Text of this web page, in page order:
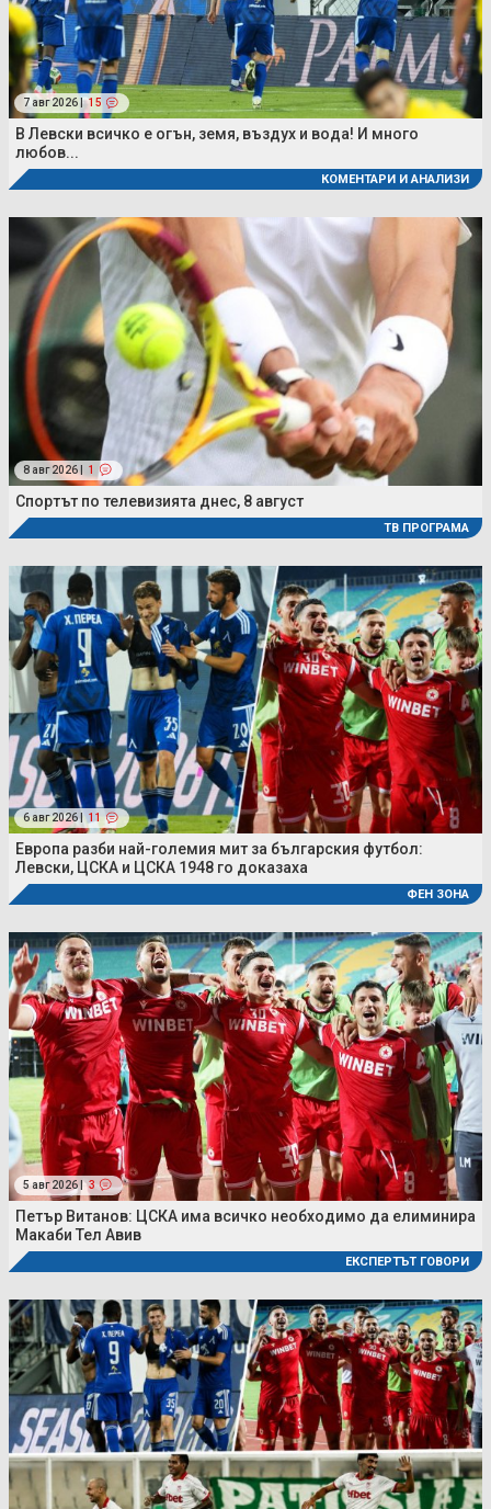
7 авг 2026 | 15
В Левски всичко е огън, земя, въздух и вода! И много
любов...
КОМЕНТАРИ И АНАЛИЗИ
8 авг 2026 | 1
Спортът по телевизията днес, 8 август
ТВ ПРОГРАМА
6 авг 2026 | 11
Европа разби най-големия мит за българския футбол:
Левски, ЦСКА и ЦСКА 1948 го доказаха
ФЕН ЗОНА
5 авг 2026 | 3
Петър Витанов: ЦСКА има всичко необходимо да елиминира
Макаби Тел Авив
ЕКСПЕРТЪТ ГОВОРИ